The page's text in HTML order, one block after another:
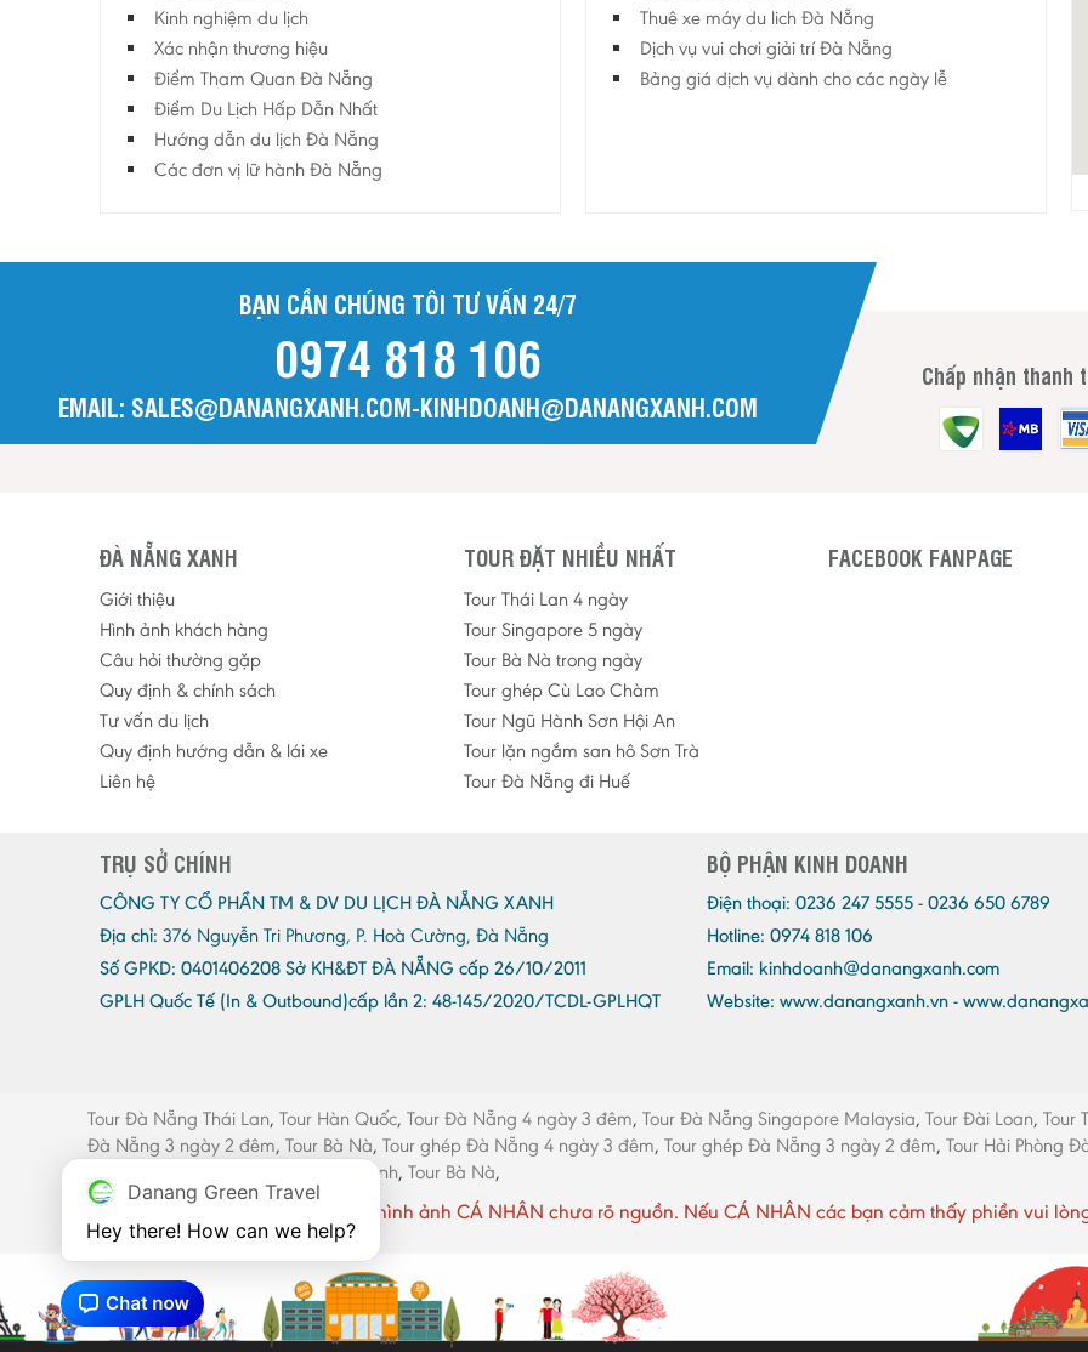
Kinh nghiệm du lịch
Xác nhận thương hiệu
Điểm Tham Quan Đà Nẵng
Điểm Du Lịch Hấp Dẫn Nhất
Hướng dẫn du lịch Đà Nẵng
Các đơn vị lữ hành Đà Nẵng
Thuê xe máy du lich Đà Nẵng
Dịch vụ vui chơi giải trí Đà Nẵng
Bảng giá dịch vụ dành cho các ngày lễ
BẠN CẦN CHÚNG TÔI TƯ VẤN 24/7
0974 818 106
EMAIL: SALES@DANANGXANH.COM-KINHDOANH@DANANGXANH.COM
Chấp nhận thanh
ĐÀ NẴNG XANH
Giới thiệu
Hình ảnh khách hàng
Câu hỏi thường gặp
Quy định & chính sách
Tư vấn du lịch
Quy định hướng dẫn & lái xe
Liên hệ
TOUR ĐẶT NHIỀU NHẤT
Tour Thái Lan 4 ngày
Tour Singapore 5 ngày
Tour Bà Nà trong ngày
Tour ghép Cù Lao Chàm
Tour Ngũ Hành Sơn Hội An
Tour lặn ngắm san hô Sơn Trà
Tour Đà Nẵng đi Huế
FACEBOOK FANPAGE
TRỤ SỞ CHÍNH
CÔNG TY CỔ PHẦN TM & DV DU LỊCH ĐÀ NẴNG XANH
Địa chỉ: 376 Nguyễn Tri Phương, P. Hoà Cường, Đà Nẵng
Số GPKD: 0401406208 Sở KH&ĐT ĐÀ NẴNG cấp 26/10/2011
GPLH Quốc Tế (In & Outbound)cấp lần 2: 48-145/2020/TCDL-GPLHQT
BỘ PHẬN KINH DOANH
Điện thoại: 0236 247 5555 - 0236 650 6789
Hotline: 0974 818 106
Email: kinhdoanh@danangxanh.com
Website: www.danangxanh.vn -
Tour Đà Nẵng Thái Lan, Tour Hàn Quốc, Tour Đà Nẵng 4 ngày 3 đêm, Tour Đà Nẵng Singapore Malaysia, Tour Đài Loan, Tour
Đà Nẵng 3 ngày 2 đêm, Tour Bà Nà, Tour ghép Đà Nẵng 4 ngày 3 đêm, Tour ghép Đà Nẵng 3 ngày 2 đêm, Tour Hải Phòng
Thang máy Quảng Bình, Tour Bà Nà,
Website có sử dụng một số hình ảnh CÁ NHÂN chưa rõ nguồn. Nếu CÁ NHÂN các bạn cảm thấy phiền vui
Danang Green Travel
Hey there! How can we help?